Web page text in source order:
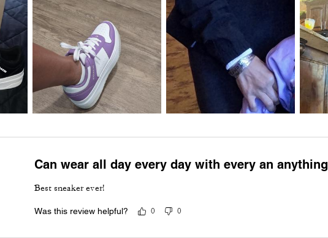
Can wear all day every day with every an anything
Best sneaker ever!
Was this review helpful? 0 0